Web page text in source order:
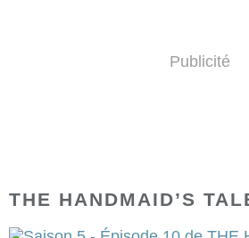
Publicité
THE HANDMAID’S